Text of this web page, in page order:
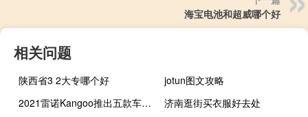
海宝电池和超威哪个好
相关问题
陕西省3 2大专哪个好
jotun图文攻略
2021雷诺Kangoo推出五款车型 包括电动版
济南逛街买衣服好去处